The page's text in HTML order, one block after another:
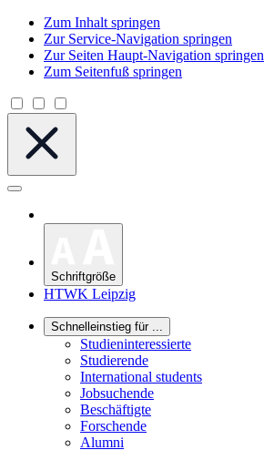
Zum Inhalt springen
Zur Service-Navigation springen
Zur Seiten Haupt-Navigation springen
Zum Seitenfuß springen
Schriftgröße
HTWK Leipzig
Schnelleinstieg für ...
Studieninteressierte
Studierende
International students
Jobsuchende
Beschäftigte
Forschende
Alumni